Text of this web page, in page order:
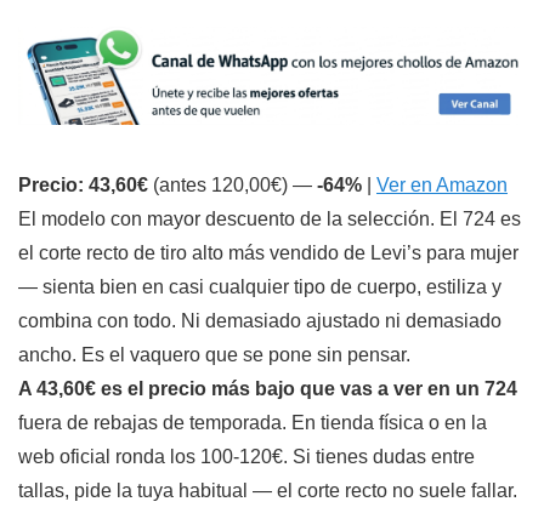
Precio: 43,60€ (antes 120,00€) — -64%
Ver en Amazon
El modelo con mayor descuento de la selección. El 724 es
el corte recto de tiro alto más vendido de Levi’s para mujer
— sienta bien en casi cualquier tipo de cuerpo, estiliza y
combina con todo. Ni demasiado ajustado ni demasiado
ancho. Es el vaquero que se pone sin pensar.
A 43,60€ es el precio más bajo que vas a ver en un 724
fuera de rebajas de temporada. En tienda física o en la
web oficial ronda los 100-120€. Si tienes dudas entre
tallas, pide la tuya habitual — el corte recto no suele fallar.